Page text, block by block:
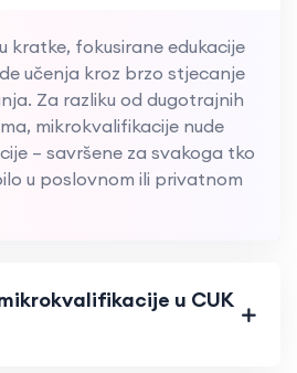
kratke, fokusirane edukacije
učenja kroz brzo stjecanje
Za razliku od dugotrajnih
mikrokvalifikacije nude
– savršene za svakoga tko
u poslovnom ili privatnom
u CUK